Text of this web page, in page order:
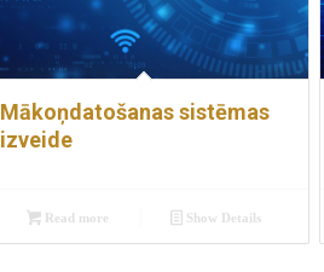
Mākoņdatošanas sistēmas
izveide
Read more Show Details